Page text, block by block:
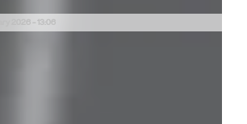
2026 - 13:06